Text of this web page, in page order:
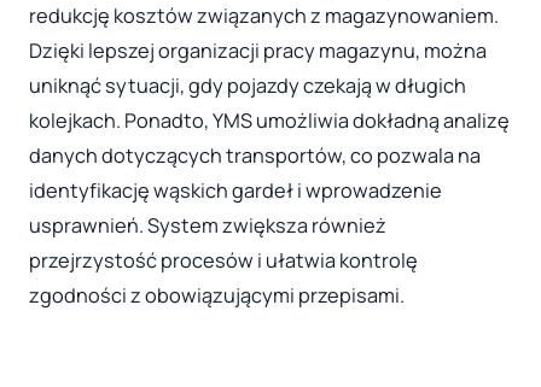
redukcję kosztów związanych z magazynowaniem.
Dzięki lepszej organizacji pracy magazynu, można
uniknąć sytuacji, gdy pojazdy czekają w długich
kolejkach. Ponadto, YMS umożliwia dokładną analizę
danych dotyczących transportów, co pozwala na
identyfikację wąskich gardeł i wprowadzenie
usprawnień. System zwiększa również
przejrzystość procesów i ułatwia kontrolę
zgodności z obowiązującymi przepisami.